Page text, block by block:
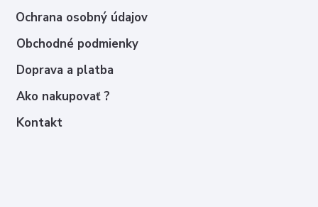
Ochrana osobný údajov
Obchodné podmienky
Doprava a platba
Ako nakupovať ?
Kontakt